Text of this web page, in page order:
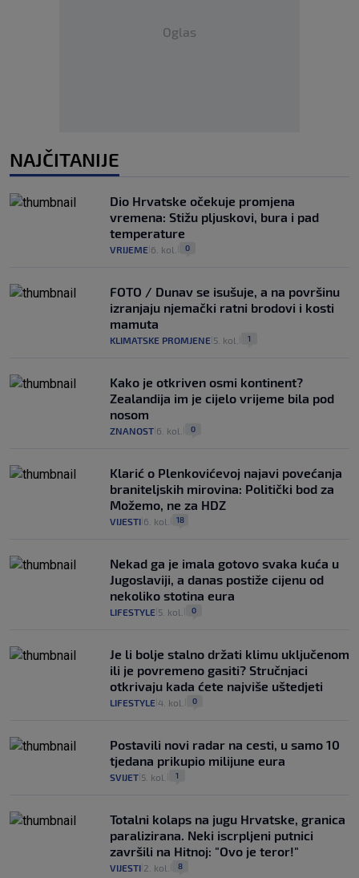
Oglas
NAJČITANIJE
Dio Hrvatske očekuje promjena
vremena: Stižu pljuskovi, bura i pad
temperature
VRIJEME 6. kol. 0
FOTO / Dunav se isušuje, a na površinu
izranjaju njemački ratni brodovi i kosti
mamuta
KLIMATSKE PROMJENE 5. kol. 1
Kako je otkriven osmi kontinent?
Zealandija im je cijelo vrijeme bila pod
nosom
ZNANOST 6. kol. 0
Klarić o Plenkovićevoj najavi povećanja
braniteljskih mirovina: Politički bod za
Možemo, ne za HDZ
VIJESTI 6. kol. 18
Nekad ga je imala gotovo svaka kuća u
Jugoslaviji, a danas postiže cijenu od
nekoliko stotina eura
LIFESTYLE 5. kol. 0
Je li bolje stalno držati klimu uključenom
ili je povremeno gasiti? Stručnjaci
otkrivaju kada ćete najviše uštedjeti
LIFESTYLE 4. kol. 0
Postavili novi radar na cesti, u samo 10
tjedana prikupio milijune eura
SVIJET 5. kol. 1
Totalni kolaps na jugu Hrvatske, granica
paralizirana. Neki iscrpljeni putnici
završili na Hitnoj: "Ovo je teror!"
VIJESTI 2. kol. 8